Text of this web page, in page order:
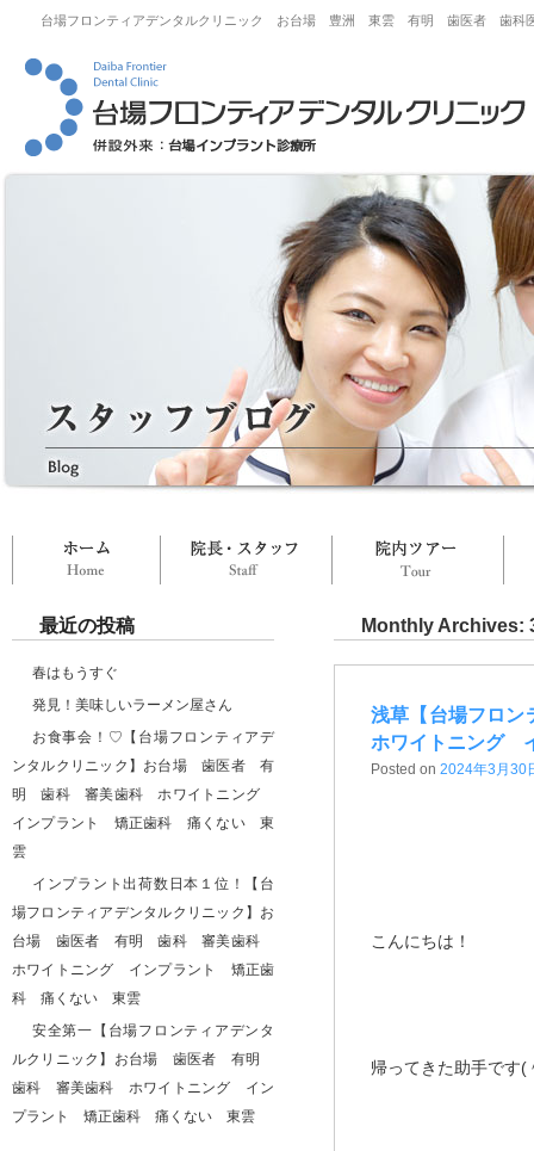
台場フロンティアデンタルクリニック お台場 豊洲 東雲 有明 歯医者 歯科
ホーム 院長・スタッフ
最近の投稿
春はもうすぐ
発見！美味しいラーメン屋さん
お食事会！♡【台場フロンティアデ
ンタルクリニック】お台場 歯医者 有
明 歯科 審美歯科 ホワイトニング
インプラント 矯正歯科 痛くない 東
雲
インプラント出荷数日本１位！【台
場フロンティアデンタルクリニック】お
台場 歯医者 有明 歯科 審美歯科
ホワイトニング インプラント 矯正歯
科 痛くない 東雲
安全第一【台場フロンティアデンタ
ルクリニック】お台場 歯医者 有明
歯科 審美歯科 ホワイトニング イン
プラント 矯正歯科 痛くない 東雲
Monthly Archives:
浅草【台場フロ
ホワイトニング
Posted on 2024年3月30
こんにちは！
帰ってきた助手です